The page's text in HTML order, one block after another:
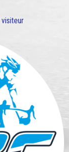
visiteur